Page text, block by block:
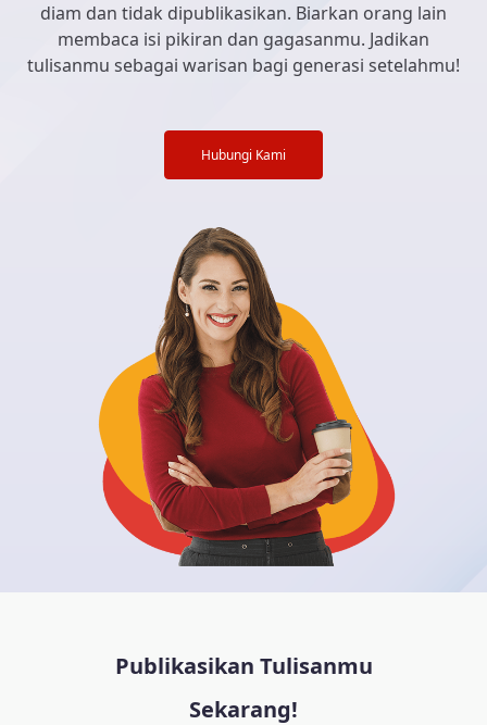
diam dan tidak dipublikasikan. Biarkan orang lain
membaca isi pikiran dan gagasanmu. Jadikan
tulisanmu sebagai warisan bagi generasi setelahmu!
Hubungi Kami
Publikasikan Tulisanmu
Sekarang!